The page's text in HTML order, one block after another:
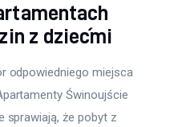
z dziećmi
odpowiedniego miejsca
Świnoujście
sprawiają, że pobyt z